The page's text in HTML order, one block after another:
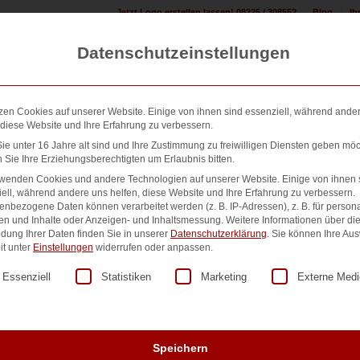
Blog
Jetzt Logo erstellen lassen! 08225 / 308552
erstellen: Design & Druck Shop: 500+ Referenzen:
Nr. 13507
90,00
Datenschutzeinstellungen
Cookies auf unserer Website. Einige von ihnen sind essenziell, während
Website und Ihre Erfahrung zu verbessern.
unter 16 Jahre alt sind und Ihre Zustimmung zu freiwilligen Diensten geben
Sie Ihre Erziehungsberechtigten um Erlaubnis bitten.
Cookies und andere Technologien auf unserer Website. Einige von ihnen
während andere uns helfen, diese Website und Ihre Erfahrung zu verbessern.
Daten können verarbeitet werden (z. B. IP-Adressen), z. B. für
und Inhalte oder Anzeigen- und Inhaltsmessung. Weitere Informationen über die
Ihrer Daten finden Sie in unserer Datenschutzerklärung. Sie können Ihre
unter Einstellungen widerrufen oder anpassen.
eine Liste der Service-Gruppen, für die eine Einwilligung
Essenziell Statistiken Marketing Externe
Speichern